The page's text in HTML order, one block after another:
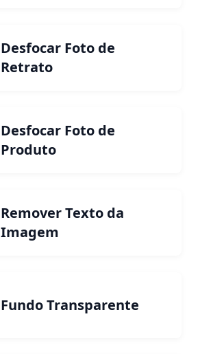
Desfocar Foto de
Retrato
Desfocar Foto de
Produto
Remover Texto da
Imagem
Fundo Transparente